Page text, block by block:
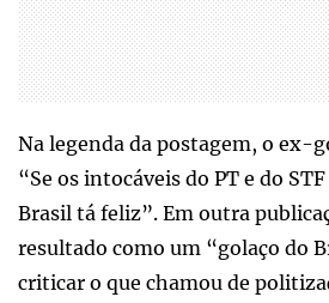
Na legenda da postagem, o ex-
“Se os intocáveis do PT e do
Brasil tá feliz”. Em outra
resultado como um “golaço do
criticar o que chamou de